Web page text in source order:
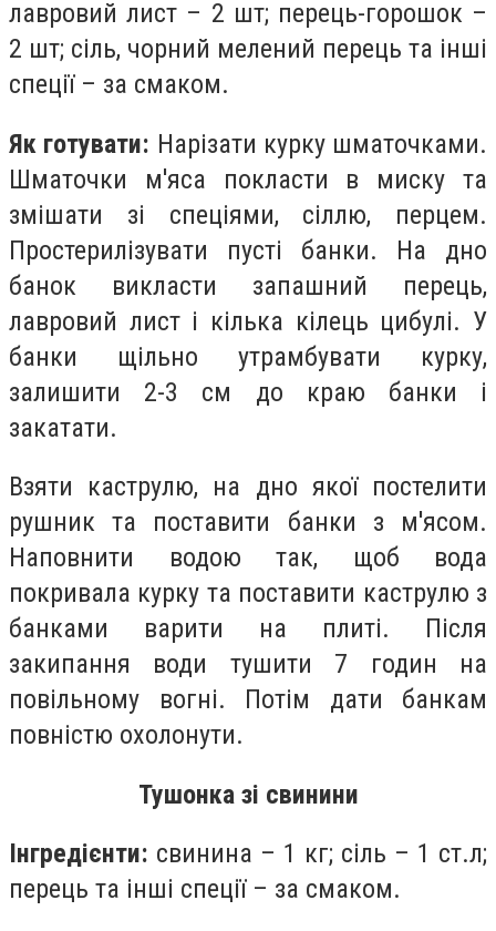
лавровий лист – 2 шт; перець-горошок –
2 шт; сіль, чорний мелений перець та інші
спеції – за смаком.
Як готувати: Нарізати курку шматочками.
Шматочки м'яса покласти в миску та
змішати зі спеціями, сіллю, перцем.
Простерилізувати пусті банки. На дно
банок викласти запашний перець,
лавровий лист і кілька кілець цибулі. У
банки щільно утрамбувати курку,
залишити 2-3 см до краю банки і
закатати.
Взяти каструлю, на дно якої постелити
рушник та поставити банки з м'ясом.
Наповнити водою так, щоб вода
покривала курку та поставити каструлю з
банками варити на плиті. Після
закипання води тушити 7 годин на
повільному вогні. Потім дати банкам
повністю охолонути.
Тушонка зі свинини
Інгредієнти: свинина – 1 кг; сіль – 1 ст.л;
перець та інші спеції – за смаком.